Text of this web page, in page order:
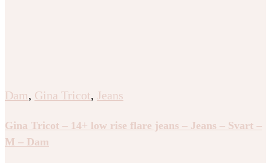
Dam, Gina Tricot, Jeans
Gina Tricot – 14+ low rise flare jeans – Jeans – Svart –
M – Dam